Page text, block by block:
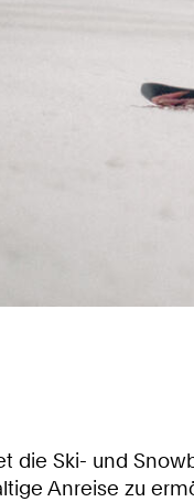
die Ski- und
Anreise zu